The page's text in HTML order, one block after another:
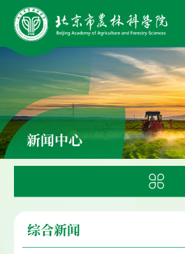
新闻中心
综合新闻